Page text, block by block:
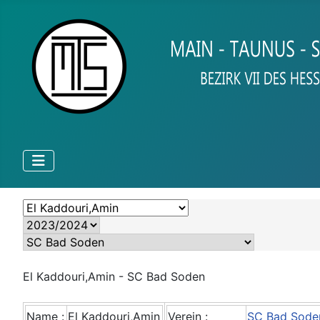
El Kaddouri,Amin - SC Bad Soden
Name : El Kaddouri,Amin Verein : SC Bad